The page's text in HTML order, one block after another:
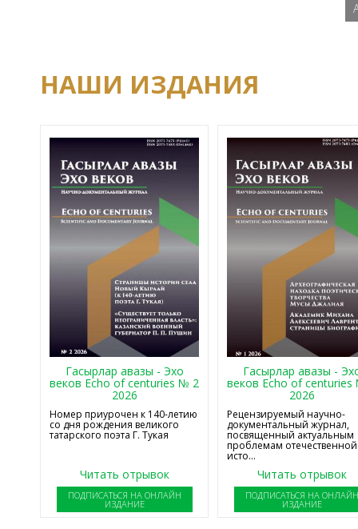
НАШИ ИЗДАНИЯ
Гасырлар авазы - Эхо
веков Echo of centuries № 2
2026
Номер приурочен к 140-летию
со дня рождения великого
татарского поэта Г. Тукая
Читать отрывок
ПОДПИСАТЬСЯ НА ОНЛАЙН
ИЗДАНИЕ
Гасырлар авазы -
веков Echo of
2026
Рецензируемый научно-
документальный журнал,
посвященный актуальным
проблемам отечественной
исто...
Читать отрывок
ПОДПИСАТЬСЯ НА
ИЗДАНИЕ